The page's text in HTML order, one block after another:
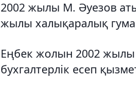
2002 жылы М. Әуезов
жылы халықаралық
Еңбек жолын 2002 жылы
бухгалтерлік есеп